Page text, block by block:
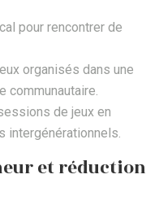
pour rencontrer de
organisés dans une
communautaire.
de jeux en
intergénérationnels.
et réduction